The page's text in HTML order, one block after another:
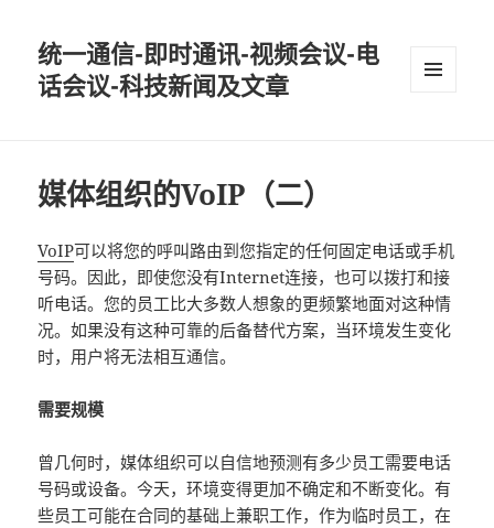
统一通信-即时通讯-视频会议-电
话会议-科技新闻及文章
媒体组织的VoIP（二）
VoIP可以将您的呼叫路由到您指定的任何固定电话或手机
号码。因此，即使您没有Internet连接，也可以拨打和接
听电话。您的员工比大多数人想象的更频繁地面对这种情
况。如果没有这种可靠的后备替代方案，当环境发生变化
时，用户将无法相互通信。
需要规模
曾几何时，媒体组织可以自信地预测有多少员工需要电话
号码或设备。今天，环境变得更加不确定和不断变化。有
些员工可能在合同的基础上兼职工作，作为临时员工，在